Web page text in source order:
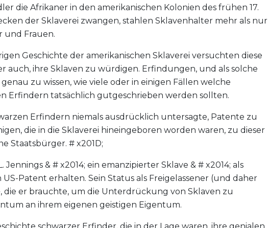
die Afrikaner in den amerikanischen Kolonien des frühen 17.
der Sklaverei zwangen, stahlen Sklavenhalter mehr als nur
und Frauen.
Geschichte der amerikanischen Sklaverei versuchten diese
auch, ihre Sklaven zu würdigen. Erfindungen, und als solche
zu wissen, wie viele oder in einigen Fällen welche
Erfindern tatsächlich gutgeschrieben werden sollten.
Erfindern niemals ausdrücklich untersagte, Patente zu
die in die Sklaverei hineingeboren worden waren, zu dieser
Staatsbürger. # x201D;
Jennings & # x2014; ein emanzipierter Sklave & # x2014; als
Patent erhalten. Sein Status als Freigelassener (und daher
die er brauchte, um die Unterdrückung von Sklaven zu
an ihrem eigenen geistigen Eigentum.